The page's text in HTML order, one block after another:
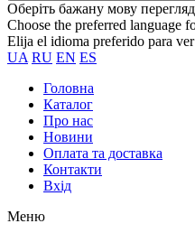
Оберіть бажану мову
Choose the preferred language
Elija el idioma preferido para
UA RU EN ES
Головна
Каталог
Про нас
Новини
Оплата та доставка
Контакти
Вхiд
Меню